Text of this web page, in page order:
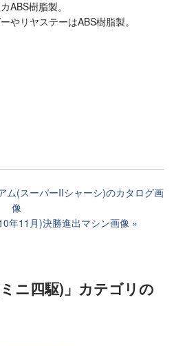
ABS樹脂製。
やリヤステーはABS樹脂製。
ム(スーパーIIシャーシ)のカタログ画
像
年11月)決勝進出マシン画像
ニ四駆)」カテゴリの